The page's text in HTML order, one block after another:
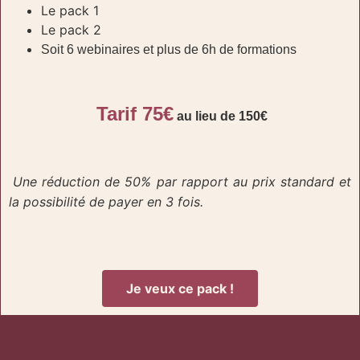
Le pack 1
Le pack 2
Soit 6 webinaires et plus de 6h de formations
Tarif 75€au lieu de 150€
Une réduction de 50% par rapport au prix standard et
la possibilité de payer en 3 fois.
Je veux ce pack !